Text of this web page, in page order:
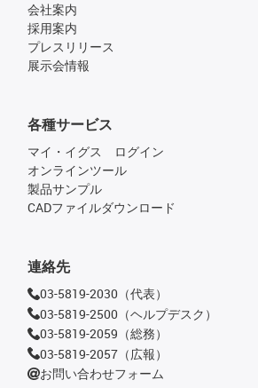
会社案内
採用案内
プレスリリース
展示会情報
各種サービス
マイ・イグス ログイン
オンラインツール
製品サンプル
CADファイルダウンロード
連絡先
03-5819-2030（代表）
03-5819-2500（ヘルプデスク）
03-5819-2059（総務）
03-5819-2057（広報）
お問い合わせフォーム